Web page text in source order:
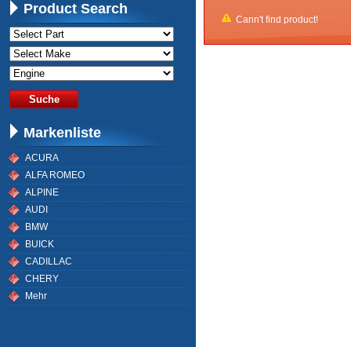
Cann't find product!
Product Search
Markenliste
ACURA
ALFA ROMEO
ALPINE
AUDI
BMW
BUICK
CADILLAC
CHERY
Mehr